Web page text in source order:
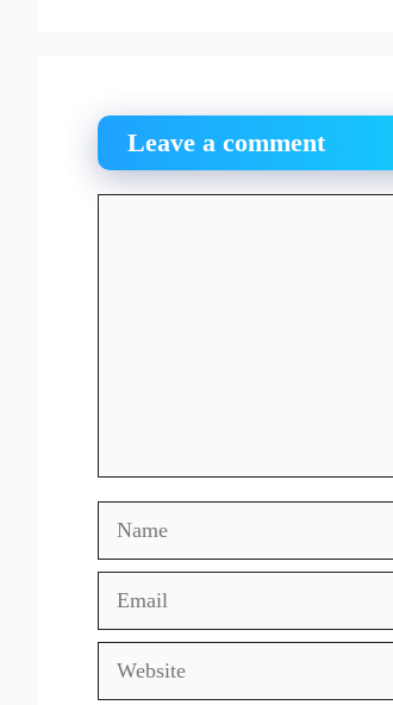
Leave a comment
Name
Email
Website